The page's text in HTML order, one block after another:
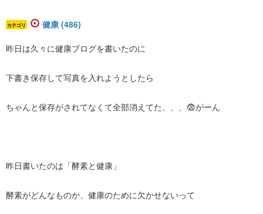
カテゴリ 健康 (486)
昨日は久々に健康ブログを書いたのに
下書き保存して写真を入れようとしたら
ちゃんと保存がされてなくて全部消えてた、、、😨がーん
昨日書いたのは「酵素と健康」
酵素がどんなものか、健康のために欠かせないって